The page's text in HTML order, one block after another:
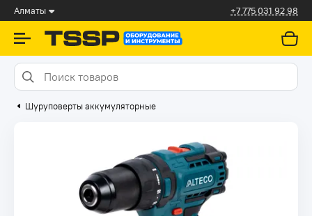
Алматы +7 775 031 92 98
Шуруповерты аккумуляторные